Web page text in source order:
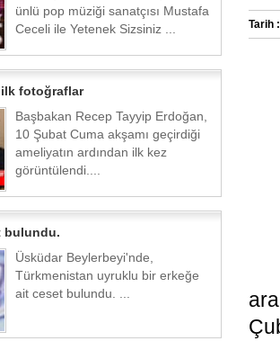
ünlü pop müziği sanatçısı Mustafa
Ceceli ile Yetenek Sizsiniz ...
ilk fotoğraflar
Başbakan Recep Tayyip Erdoğan,
10 Şubat Cuma akşamı geçirdiği
ameliyatın ardından ilk kez
görüntülendi....
bulundu.
Üsküdar Beylerbeyi'nde,
Türkmenistan uyruklu bir erkeğe
ait ceset bulundu. ...
Tarih :